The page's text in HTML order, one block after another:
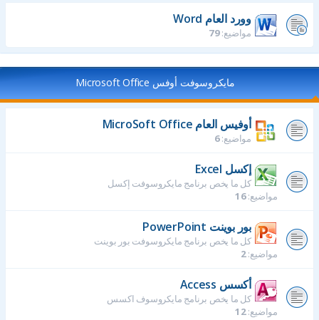
وورد العام Word
مواضيع:79
مايكروسوفت أوفس Microsoft Office
أوفيس العام MicroSoft Office
مواضيع:6
إكسل Excel
كل ما يخص برنامج مايكروسوفت إكسل
مواضيع:16
بور بوينت PowerPoint
كل ما يخص برنامج مايكروسوفت بور بوينت
مواضيع:2
أكسس Access
كل ما يخص برنامج مايكروسوف اكسس
مواضيع:12